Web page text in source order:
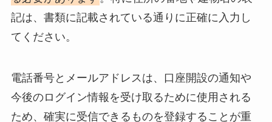
記は、書類に記載されている通りに正確に入力し
てください。
電話番号とメールアドレスは、口座開設の通知や
今後のログイン情報を受け取るために使用される
ため、確実に受信できるものを登録することが重